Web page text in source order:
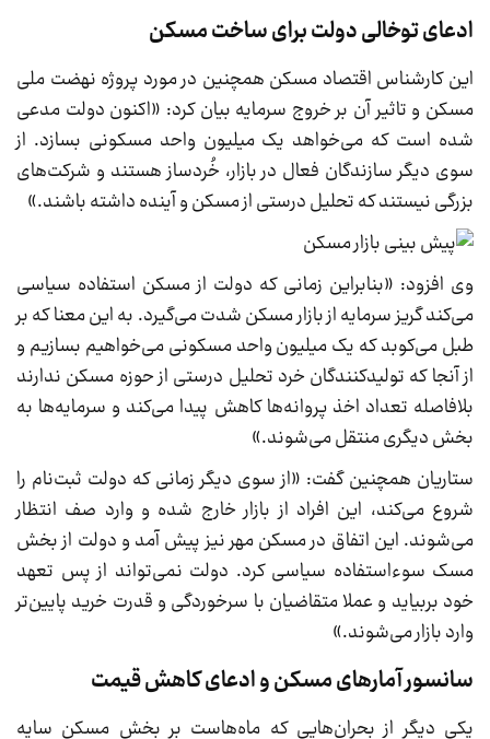
ادعای توخالی دولت برای ساخت مسکن
این کارشناس اقتصاد مسکن همچنین در مورد پروژه نهضت ملی
مسکن و تاثیر آن بر خروج سرمایه بیان کرد: «اکنون دولت مدعی
شده است که می‌خواهد یک میلیون واحد مسکونی بسازد. از
سوی دیگر سازندگان فعال در بازار، خُردساز هستند و شرکت‌های
بزرگی نیستند که تحلیل درستی از مسکن و آینده داشته باشند.»
وی افزود: «بنابراین زمانی که دولت از مسکن استفاده سیاسی
می‌کند گریز سرمایه از بازار مسکن شدت می‌گیرد. به این معنا که بر
طبل می‌کوبد که یک میلیون واحد مسکونی می‌خواهیم بسازیم و
از آنجا که تولیدکنندگان خرد تحلیل درستی از حوزه مسکن ندارند
بلافاصله تعداد اخذ پروانه‌ها کاهش پیدا می‌کند و سرمایه‌ها به
بخش دیگری منتقل می‌شوند.»
ستاریان همچنین گفت: «از سوی دیگر زمانی که دولت ثبت‌نام را
شروع می‌کند، این افراد از بازار خارج شده و وارد صف انتظار
می‌شوند. این اتفاق در مسکن مهر نیز پیش آمد و دولت از بخش
مسک سوءاستفاده سیاسی کرد. دولت نمی‌تواند از پس تعهد
خود بربیاید و عملا متقاضیان با سرخوردگی و قدرت خرید پایین‌تر
وارد بازار می‌شوند.»
سانسور آمارهای مسکن و ادعای کاهش قیمت
یکی دیگر از بحران‌هایی که ماه‌هاست بر بخش مسکن سایه